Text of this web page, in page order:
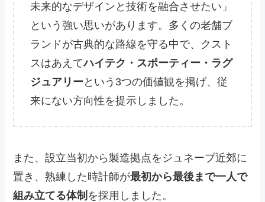
未来的なデザインと技術を融合させたい」
という強い思いがあります。多くの老舗ブ
ランドが古典的な路線を守る中で、クスト
スはあえてハイテク・スポーティー・ラグ
ジュアリー という3つの価値観を掲げ、従
来にない方向性を提示しました。
また、設立当初から製造拠点をジュネーブ近郊に
置き、熟練した時計師が最初から最後まで一人で
組み立てる体制 を採用しました。